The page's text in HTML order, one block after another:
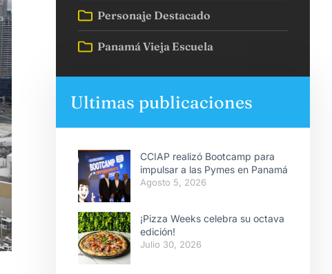
Personaje Destacado
Panamá Vieja Escuela
Ultimas publicaciones
CCIAP realizó Bootcamp para
impulsar a las Pymes en Panamá
Agosto 5, 2026
¡Pizza Weeks celebra su octava
edición!
Julio 30, 2026